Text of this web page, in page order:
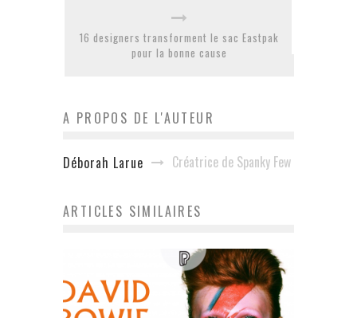
16 designers transforment le sac Eastpak
pour la bonne cause
A PROPOS DE L'AUTEUR
Déborah Larue Créatrice de Spanky Few
ARTICLES SIMILAIRES